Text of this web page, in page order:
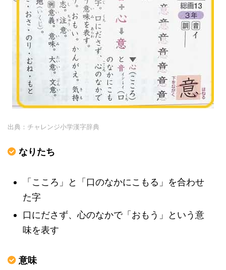
出典：チャレンジ小学漢字辞典
なりたち
「こころ」と「口のなかにこもる」を合わせ
た字
口にださず、心のなかで「おもう」という意
味を表す
意味